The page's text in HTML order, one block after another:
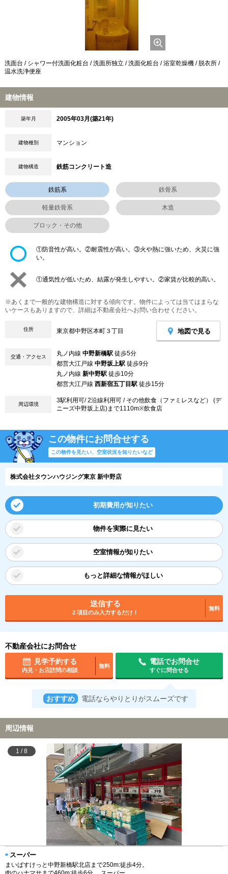
洗面台 / シャワー付洗面化粧台 / 洗面所独立 / 洗面化粧台 / 浴室乾燥機 / 脱衣所 /
温水洗浄便座
建物情報
築年月 2005年03月(築21年)
建物種別 マンション
建物構造 鉄筋コンクリート造
鉄筋系 鉄骨系
軽量鉄骨系 木造
ブロック・その他
①防音性が高い。②耐震性が高い。③火や熱に強いため、火災に強
い。
①通気性が低いため、結露が発生しやすい。②家賃が比較的高い。
※あくまで一般的な建物構造に対する傾向です。物件によっては当てはまらな
いケースもありますので、詳細は不動産会社へお問い合わせください。
住所 東京都中野区本町３丁目 地図で見る
交通・アクセス 丸ノ内線 中野新橋駅 徒歩5分
都営大江戸線 中野坂上駅 徒歩9分
丸ノ内線 新中野駅 徒歩10分
都営大江戸線 西新宿五丁目駅 徒歩15分
周辺環境
3駅利用可/ 2沿線利用可 / その他飲食（ファミレスなど） (デ
ニーズ中野坂上店)まで1110m※飲食店
この物件にお問合せする
この物件を見たい、空室状況を知りたいなど
株式会社タウンハウジング東京 新中野店
初期費用が知りたい
物件を実際に見たい
空室情報が知りたい
もっと詳細な情報がほしい
送信する
2 項目のみ入力するだけ！
無料
不動産会社にお問合せ
見学予約する
内見・お店訪問の相談
無料
電話でお問合せ
すぐに問合せる
おすすめ 電話ならやりとりがスムーズです
周辺情報
1 /8
スーパー
まいばすけっと中野新橋駅北店まで250m:徒歩4分。